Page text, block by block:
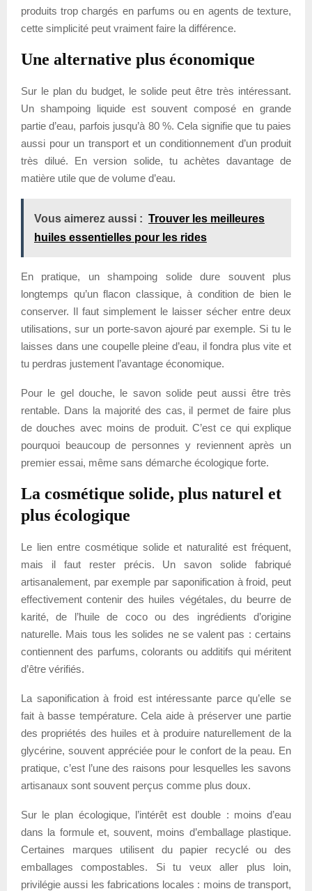
produits trop chargés en parfums ou en agents de texture,
cette simplicité peut vraiment faire la différence.
Une alternative plus économique
Sur le plan du budget, le solide peut être très intéressant.
Un shampoing liquide est souvent composé en grande
partie d’eau, parfois jusqu’à 80 %. Cela signifie que tu paies
aussi pour un transport et un conditionnement d’un produit
très dilué. En version solide, tu achètes davantage de
matière utile que de volume d’eau.
Vous aimerez aussi : Trouver les meilleures
huiles essentielles pour les rides
En pratique, un shampoing solide dure souvent plus
longtemps qu’un flacon classique, à condition de bien le
conserver. Il faut simplement le laisser sécher entre deux
utilisations, sur un porte-savon ajouré par exemple. Si tu le
laisses dans une coupelle pleine d’eau, il fondra plus vite et
tu perdras justement l’avantage économique.
Pour le gel douche, le savon solide peut aussi être très
rentable. Dans la majorité des cas, il permet de faire plus
de douches avec moins de produit. C’est ce qui explique
pourquoi beaucoup de personnes y reviennent après un
premier essai, même sans démarche écologique forte.
La cosmétique solide, plus naturel et
plus écologique
Le lien entre cosmétique solide et naturalité est fréquent,
mais il faut rester précis. Un savon solide fabriqué
artisanalement, par exemple par saponification à froid, peut
effectivement contenir des huiles végétales, du beurre de
karité, de l’huile de coco ou des ingrédients d’origine
naturelle. Mais tous les solides ne se valent pas : certains
contiennent des parfums, colorants ou additifs qui méritent
d’être vérifiés.
La saponification à froid est intéressante parce qu’elle se
fait à basse température. Cela aide à préserver une partie
des propriétés des huiles et à produire naturellement de la
glycérine, souvent appréciée pour le confort de la peau. En
pratique, c’est l’une des raisons pour lesquelles les savons
artisanaux sont souvent perçus comme plus doux.
Sur le plan écologique, l’intérêt est double : moins d’eau
dans la formule et, souvent, moins d’emballage plastique.
Certaines marques utilisent du papier recyclé ou des
emballages compostables. Si tu veux aller plus loin,
privilégie aussi les fabrications locales : moins de transport,